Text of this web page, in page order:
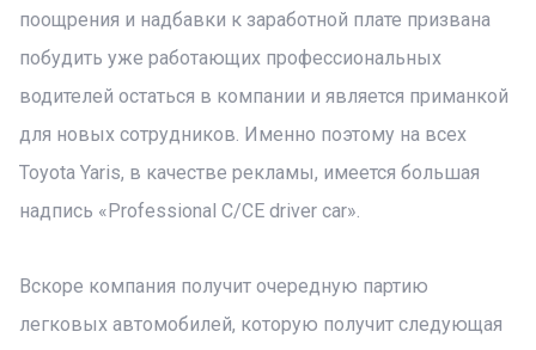
поощрения и надбавки к заработной плате призвана
побудить уже работающих профессиональных
водителей остаться в компании и является приманкой
для новых сотрудников. Именно поэтому на всех
Toyota Yaris, в качестве рекламы, имеется большая
надпись «Professional C/CE driver car».
Вскоре компания получит очередную партию
легковых автомобилей, которую получит следующая